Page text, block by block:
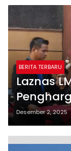
BERITA TERBARU
Laznas
Tokoh
dan
Desember 2, 2025